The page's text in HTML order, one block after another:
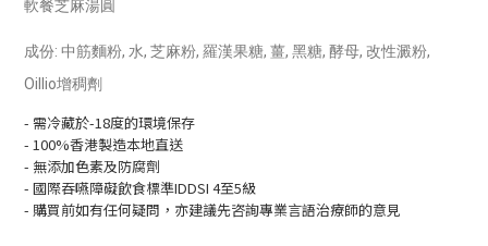
軟餐芝麻湯圓
成份: 中筋麵粉, 水, 芝麻粉, 羅漢果糖, 薑, 黑糖, 酵母, 改性澱粉,
Oillio增稠劑
- 需冷藏於-18度的環境保存
- 100%香港製造本地直送
- 無添加色素及防腐劑
- 國際吞嚥障礙飲食標準IDDSI 4至5級
- 購買前如有任何疑問，亦建議先咨詢專業言語治療師的意見